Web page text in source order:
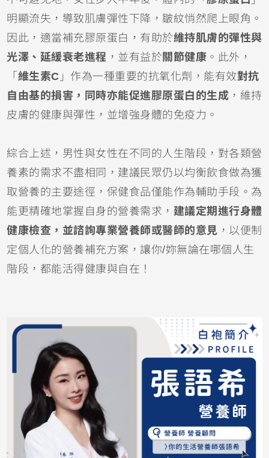
明顯流失，導致肌膚彈性下降，皺紋悄然爬上眼角。
因此，適當補充膠原蛋白，有助於維持肌膚的彈性與
光澤、延緩衰老進程 ，並有益於 關節健康 。此外，
「 維生素C 」作為一種重要的抗氧化劑，能有效對抗
自由基的損害，同時亦能促進膠原蛋白的生成 ，維持
皮膚的健康與彈性，並增強身體的免疫力。
綜合上述，男性與女性在不同的人生階段，對各類營
養素的需求不盡相同，建議民眾仍以均衡飲食做為獲
取營養的主要途徑，保健食品僅能作為輔助手段。為
能更精確地掌握自身的營養需求， 建議定期進行身體
健康檢查，並諮詢專業營養師或醫師的意見 ，以便制
定個人化的營養補充方案，讓你/妳無論在哪個人生
階段，都能活得健康與自在！